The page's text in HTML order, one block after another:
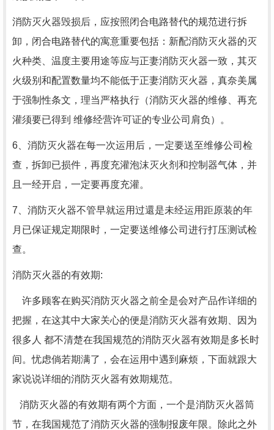
消防灭火器毁损后，应按照闭合电路替代的规范进行拆
卸，闭合电路替代的寓意重要包括：新配消防灭火器的灭
火种类、温度主要用途等应与正妻消防灭火器一致，其灭
火级别和配置数量均不能低于正妻消防灭火器，真奈美属
于强制性条文，理当严格执行（消防灭火器的维修、再充
灌须要已得到 维修经营许可证的专业公司肩负）。
6、消防灭火器在每一次运用后，一定要送至维修公司检
查，拆卸已损件，再度充灌泡沫灭火剂和控制器气体，并
且一经开启，一定要再度充灌。
7、消防灭火器不管早就运用过還是未经运用距原装的年
月已保证规定期限时，一定要送维修公司进行打压测试检
查。
消防灭火器的有效期:
许多顾客在购买消防灭火器之前全是会对产品作详细的
把握，在这其中大家关心的便是消防灭火器有效期、因为
很多人 都不清楚在我国规范的消防灭火器有效期是多长时
间。忧虑倘若期满了，会在运用中遇到麻烦，下面就跟大
家说说详细的消防灭火器有效期规范。
消防灭火器的有效期有两个方面，一个是消防灭火器筒
节，在我国规范了消防灭火器的强制报废年限。除此之外